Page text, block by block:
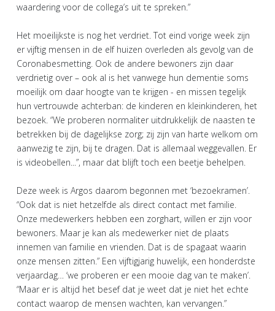
waardering voor de collega’s uit te spreken.”
Het moeilijkste is nog het verdriet. Tot eind vorige week zijn
er vijftig mensen in de elf huizen overleden als gevolg van de
Coronabesmetting. Ook de andere bewoners zijn daar
verdrietig over – ook al is het vanwege hun dementie soms
moeilijk om daar hoogte van te krijgen - en missen tegelijk
hun vertrouwde achterban: de kinderen en kleinkinderen, het
bezoek. “We proberen normaliter uitdrukkelijk de naasten te
betrekken bij de dagelijkse zorg; zij zijn van harte welkom om
aanwezig te zijn, bij te dragen. Dat is allemaal weggevallen. Er
is videobellen...”, maar dat blijft toch een beetje behelpen.
Deze week is Argos daarom begonnen met ‘bezoekramen’.
“Ook dat is niet hetzelfde als direct contact met familie.
Onze medewerkers hebben een zorghart, willen er zijn voor
bewoners. Maar je kan als medewerker niet de plaats
innemen van familie en vrienden. Dat is de spagaat waarin
onze mensen zitten.” Een vijftigjarig huwelijk, een honderdste
verjaardag… ‘we proberen er een mooie dag van te maken’.
“Maar er is altijd het besef dat je weet dat je niet het echte
contact waarop de mensen wachten, kan vervangen.”